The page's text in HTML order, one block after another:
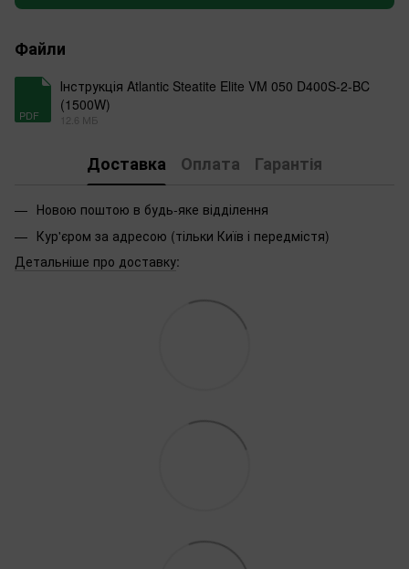
Файли
PDF
Інструкція Atlantic Steatite Elite VM 050 D400S-2-BC
(1500W)
12.6 МБ
Доставка Оплата Гарантія
Новою поштою в будь-яке відділення
Кур'єром за адресою (тільки Київ і передмістя)
Детальніше про доставку: